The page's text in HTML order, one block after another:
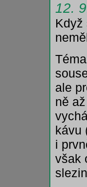
12.
Když
ale
ně
kávu
i
však